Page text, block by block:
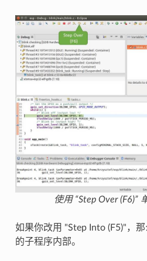
使用 “Step Over (F6)”
如果你改用 "Step Into (F5)"，
的子程序内部。